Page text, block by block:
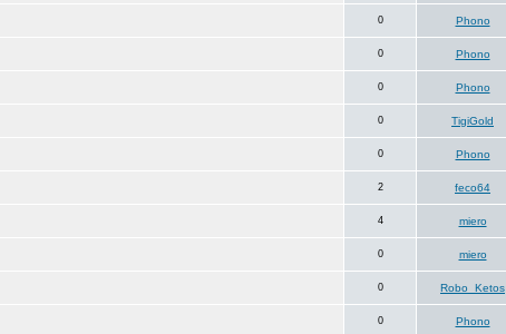
0 Phono
0 Phono
0 Phono
0 TigiGold
0 Phono
2 feco64
4 miero
0 miero
0 Robo_Ketos
0 Phono